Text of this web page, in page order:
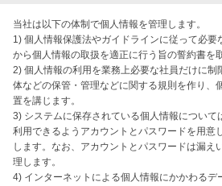
当社は以下の体制で個人情報を管理します。
1) 個人情報保護法やガイドラインに従って必要
から個人情報の取扱を適正に行う旨の誓約書を
2) 個人情報の利用を業務上必要な社員だけに制
体などの保管・管理などに関する規則を作り、
置を講じます。
3) システムに保存されている個人情報について
利用できるようアカウントとパスワードを用意
します。なお、アカウントとパスワードは漏え
理します。
4) インターネットによる個人情報にかかわるデ